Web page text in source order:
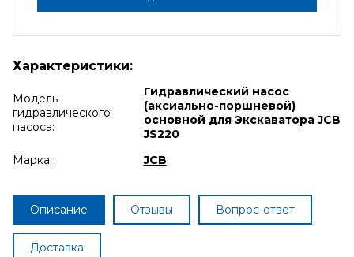
Характеристики:
Модель
гидравлического
насоса:
Гидравлический насос
(аксиально-поршневой)
основной для Экскаватора JCB
JS220
Марка:
JCB
Описание Отзывы Вопрос-ответ
Доставка